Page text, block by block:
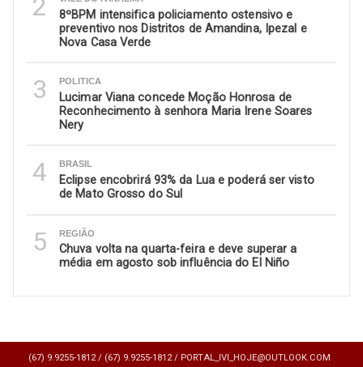
2
8ºBPM intensifica policiamento ostensivo e
preventivo nos Distritos de Amandina, Ipezal e
Nova Casa Verde
3 POLITICA
Lucimar Viana concede Moção Honrosa de
Reconhecimento à senhora Maria Irene Soares
Nery
4 BRASIL
Eclipse encobrirá 93% da Lua e poderá ser visto
de Mato Grosso do Sul
5 REGIÃO
Chuva volta na quarta-feira e deve superar a
média em agosto sob influência do El Niño
(67) 9.9255-1812 / (67) 9.9255-1812 / PORTAL_IVI_HOJE@OUTLOOK.COM